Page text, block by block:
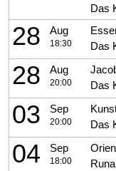
Das
28 Aug
18:30
Das
28 Aug
20:00
Das
03 Sep
20:00
Das
04 Sep
18:00